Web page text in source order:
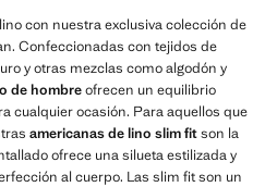
con nuestra exclusiva colección de
Confeccionadas con tejidos de
y otras mezclas como algodón y
de hombreofrecen un equilibrio
cualquier ocasión. Para aquellos que
americanas de lino slim fitson la
ofrece una silueta estilizada y
al cuerpo. Las slim fit son un